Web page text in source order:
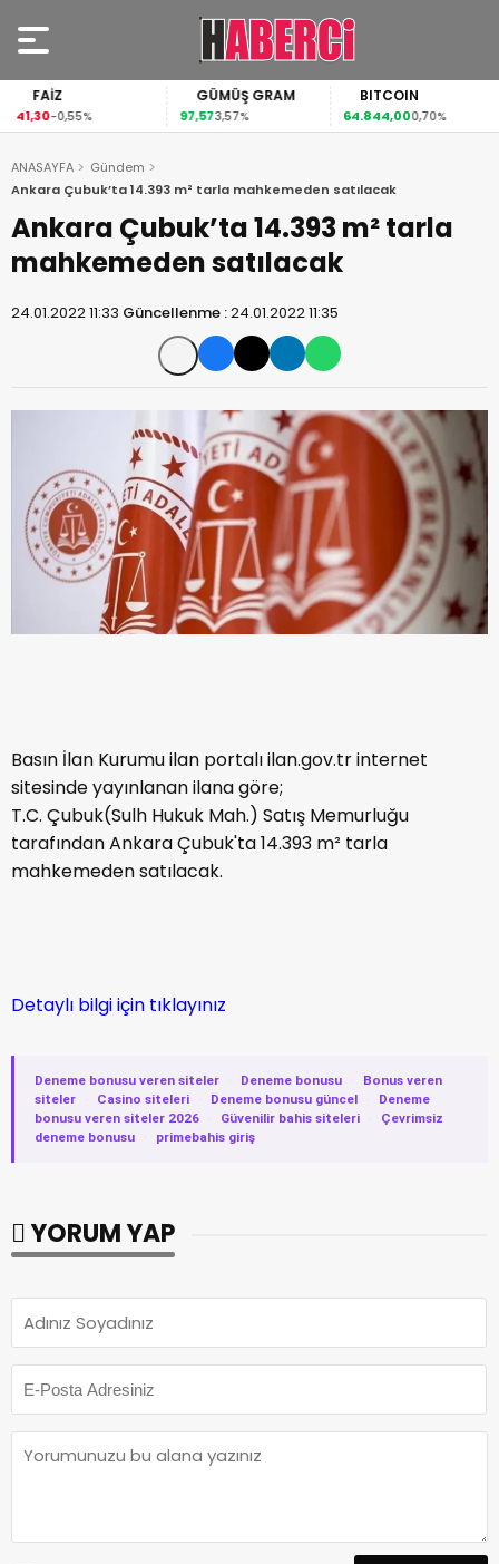
FAİZ
41,30-0,55%
GÜMÜŞ GRAM
97,573,57%
BITCOIN
64.844,000,70%
ANASAYFA
Gündem
Ankara Çubuk’ta 14.393 m² tarla mahkemeden satılacak
Ankara Çubuk’ta 14.393 m² tarla
mahkemeden satılacak
24.01.2022 11:33 Güncellenme :24.01.2022 11:35
Basın İlan Kurumu ilan portalı ilan.gov.tr internet
sitesinde yayınlanan ilana göre;
T.C. Çubuk(Sulh Hukuk Mah.) Satış Memurluğu
tarafından Ankara Çubuk'ta 14.393 m² tarla
mahkemeden satılacak.
Detaylı bilgi için tıklayınız
Deneme bonusu veren siteler · Deneme bonusu ·
Bonus veren
siteler
· Casino siteleri · Deneme bonusu güncel ·
Deneme
bonusu veren siteler 2026
· Güvenilir bahis siteleri ·
Çevrimsiz
deneme bonusu
· primebahis giriş
YORUM YAP